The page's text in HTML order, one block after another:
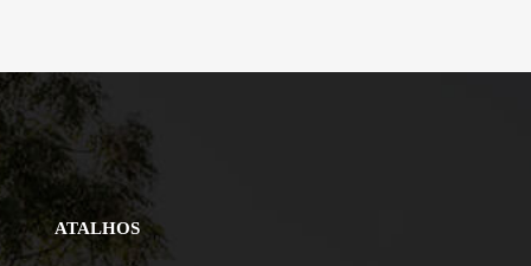
ATALHOS